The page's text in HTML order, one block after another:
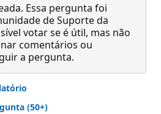
Essa pergunta foi
de Suporte da
votar se é útil, mas não
comentários ou
a pergunta.
(50+)